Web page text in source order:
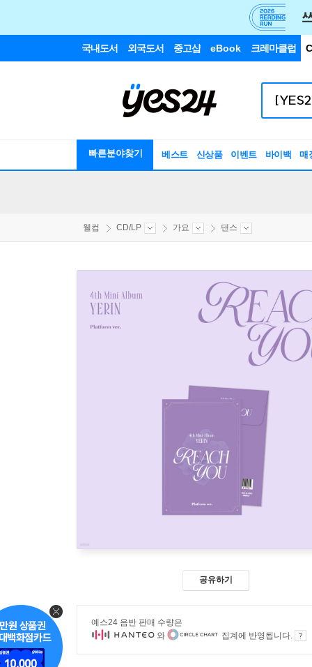
국내도서 외국도서 중고샵 eBook 크레마클럽
빠른분야찾기 베스트 신상품 이벤트 바이백 매
웰컴 CD/LP 가요 댄스
공유하기
예스24 음반 판매 수량은
와
집계에 반영됩니다.